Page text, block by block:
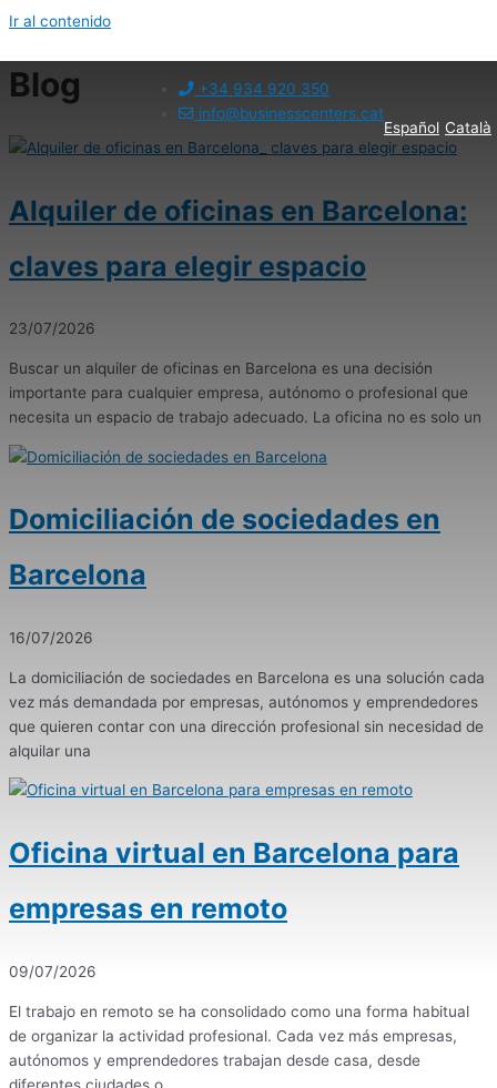
Ir al contenido
+34 934 920 350
info@businesscenters.cat
Español Català
Blog
Alquiler de oficinas en Barcelona:
claves para elegir espacio
23/07/2026
Buscar un alquiler de oficinas en Barcelona es una decisión
importante para cualquier empresa, autónomo o profesional que
necesita un espacio de trabajo adecuado. La oficina no es solo un
Domiciliación de sociedades en
Barcelona
16/07/2026
La domiciliación de sociedades en Barcelona es una solución cada
vez más demandada por empresas, autónomos y emprendedores
que quieren contar con una dirección profesional sin necesidad de
alquilar una
Oficina virtual en Barcelona para
empresas en remoto
09/07/2026
El trabajo en remoto se ha consolidado como una forma habitual
de organizar la actividad profesional. Cada vez más empresas,
autónomos y emprendedores trabajan desde casa, desde
diferentes ciudades o